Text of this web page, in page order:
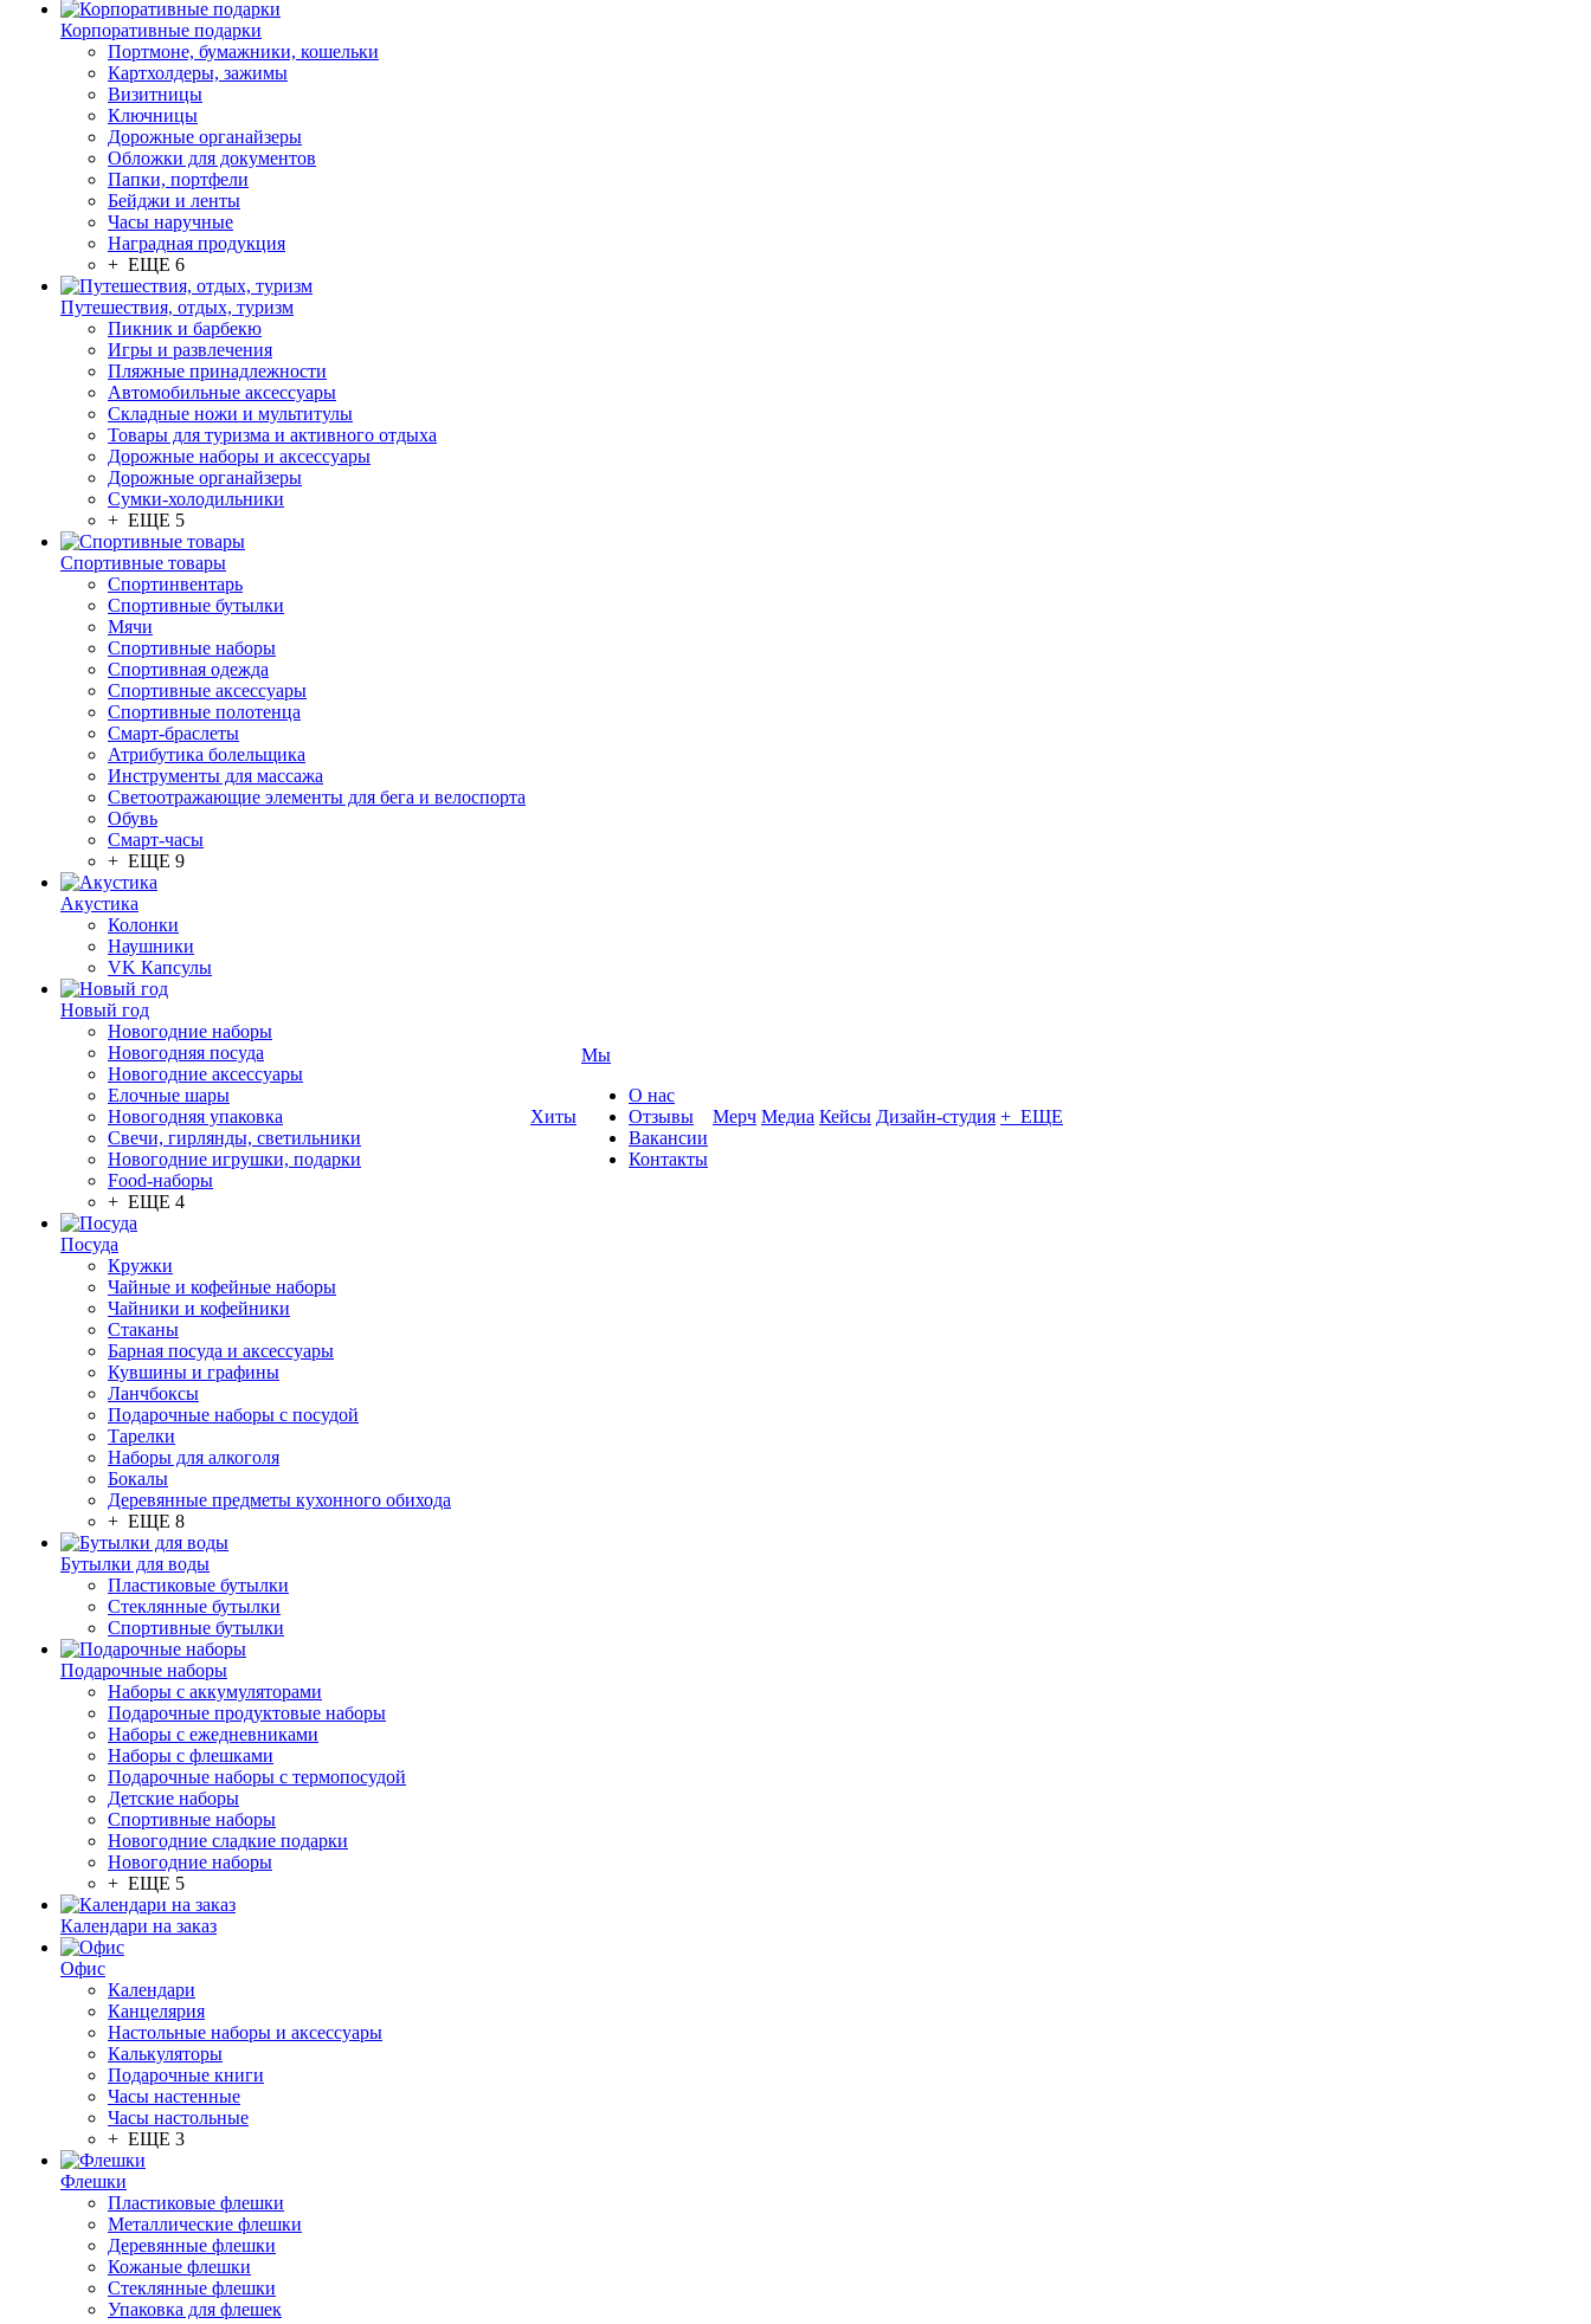
Корпоративные подарки
Портмоне, бумажники, кошельки
Картхолдеры, зажимы
Визитницы
Ключницы
Дорожные органайзеры
Обложки для документов
Папки, портфели
Бейджи и ленты
Часы наручные
Наградная продукция
+ ЕЩЕ 6
Путешествия, отдых, туризм
Пикник и барбекю
Игры и развлечения
Пляжные принадлежности
Автомобильные аксессуары
Складные ножи и мультитулы
Товары для туризма и активного отдыха
Дорожные наборы и аксессуары
Дорожные органайзеры
Сумки-холодильники
+ ЕЩЕ 5
Спортивные товары
Спортинвентарь
Спортивные бутылки
Мячи
Спортивные наборы
Спортивная одежда
Спортивные аксессуары
Спортивные полотенца
Смарт-браслеты
Атрибутика болельщика
Инструменты для массажа
Светоотражающие элементы для бега и велоспорта
Обувь
Смарт-часы
+ ЕЩЕ 9
Акустика
Колонки
Наушники
VK Капсулы
Новый год
Новогодние наборы
Новогодняя посуда
Новогодние аксессуары
Елочные шары
Новогодняя упаковка
Свечи, гирлянды, светильники
Новогодние игрушки, подарки
Food-наборы
+ ЕЩЕ 4
Посуда
Кружки
Чайные и кофейные наборы
Чайники и кофейники
Стаканы
Барная посуда и аксессуары
Кувшины и графины
Ланчбоксы
Подарочные наборы с посудой
Тарелки
Наборы для алкоголя
Бокалы
Деревянные предметы кухонного обихода
+ ЕЩЕ 8
Бутылки для воды
Пластиковые бутылки
Стеклянные бутылки
Спортивные бутылки
Подарочные наборы
Наборы с аккумуляторами
Подарочные продуктовые наборы
Наборы с ежедневниками
Наборы с флешками
Подарочные наборы с термопосудой
Детские наборы
Спортивные наборы
Новогодние сладкие подарки
Новогодние наборы
+ ЕЩЕ 5
Календари на заказ
Офис
Календари
Канцелярия
Настольные наборы и аксессуары
Калькуляторы
Подарочные книги
Часы настенные
Часы настольные
+ ЕЩЕ 3
Флешки
Пластиковые флешки
Металлические флешки
Деревянные флешки
Кожаные флешки
Стеклянные флешки
Упаковка для флешек
Хиты
Мы
О нас
Отзывы
Вакансии
Контакты
Мерч Медиа Кейсы Дизайн-студия + ЕЩЕ